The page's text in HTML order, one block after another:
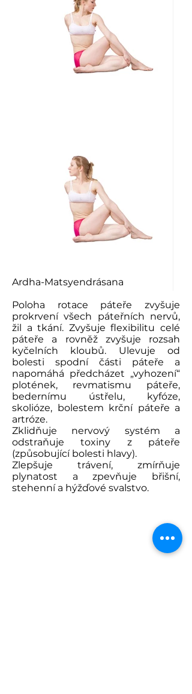
Ardha-Matsyendrásana
Poloha rotace páteře zvyšuje
prokrvení všech páteřních nervů,
žil a tkání. Zvyšuje flexibilitu celé
páteře a rovněž zvyšuje rozsah
kyčelních kloubů. Ulevuje od
bolesti spodní části páteře a
napomáhá předcházet „vyhození“
plotének, revmatismu páteře,
bedernímu ústřelu, kyfóze,
skolióze, bolestem krční páteře a
artróze.
Zklidňuje nervový systém a
odstraňuje toxiny z páteře
(způsobující bolesti hlavy).
Zlepšuje trávení, zmírňuje
plynatost a zpevňuje břišní,
stehenní a hýžďové svalstvo.